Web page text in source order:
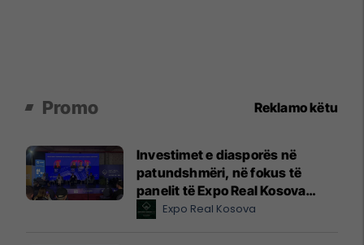
Promo Reklamo këtu
Investimet e diasporës në
patundshmëri, në fokus të
panelit të Expo Real Kosova
2026Expo Real Kosova